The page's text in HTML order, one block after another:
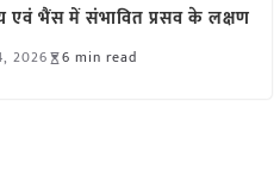
एवं भैंस में संभावित प्रसव के लक्षण
2026 6 min read